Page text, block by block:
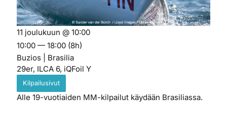
Alle 19-vuotiaiden MM-kilpailut käydään Brasiliassa.
11 joulukuun @ 10:00
10:00 — 18:00 (8h)
Buzios | Brasilia
29er, ILCA 6, iQFoil Y
Kilpailusivut